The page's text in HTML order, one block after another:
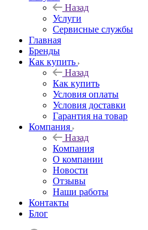
Назад
Услуги
Сервисные службы
Главная
Бренды
Как купить
Назад
Как купить
Условия оплаты
Условия доставки
Гарантия на товар
Компания
Назад
Компания
О компании
Новости
Отзывы
Наши работы
Контакты
Блог